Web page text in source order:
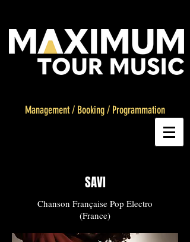
Management/ Booking/ Programmation
SAVI
Chanson Française Pop Electro
(France)